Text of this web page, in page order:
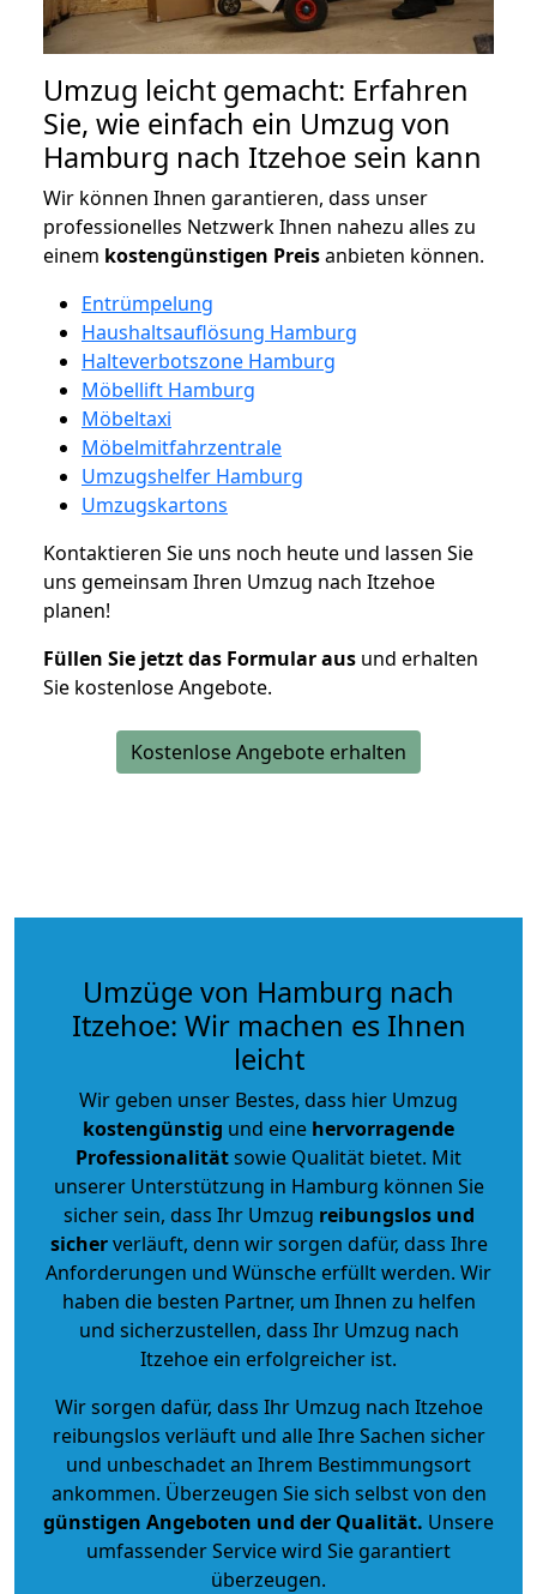
Umzug leicht gemacht: Erfahren
Sie, wie einfach ein Umzug von
Hamburg nach Itzehoe sein kann
Wir können Ihnen garantieren, dass unser
professionelles Netzwerk Ihnen nahezu alles zu
einem kostengünstigen Preisanbieten können.
Entrümpelung
Haushaltsauflösung Hamburg
Halteverbotszone Hamburg
Möbellift Hamburg
Möbeltaxi
Möbelmitfahrzentrale
Umzugshelfer Hamburg
Umzugskartons
Kontaktieren Sie uns noch heute und lassen Sie
uns gemeinsam Ihren Umzug nach Itzehoe
planen!
Füllen Sie jetzt das Formular aus und erhalten
Sie kostenlose Angebote.
Kostenlose Angebote erhalten
Umzüge von Hamburg nach
Itzehoe: Wir machen es Ihnen
leicht
Wir geben unser Bestes, dass hier Umzug
kostengünstig und eine hervorragende
Professionalitätsowie Qualität bietet. Mit
unserer Unterstützung in Hamburg können Sie
sicher sein, dass Ihr Umzug reibungslos und
sicherverläuft, denn wir sorgen dafür, dass Ihre
Anforderungen und Wünsche erfüllt werden. Wir
haben die besten Partner, um Ihnen zu helfen
und sicherzustellen, dass Ihr Umzug nach
Itzehoe ein erfolgreicher ist.
Wir sorgen dafür, dass Ihr Umzug nach Itzehoe
reibungslos verläuft und alle Ihre Sachen sicher
und unbeschadet an Ihrem Bestimmungsort
ankommen. Überzeugen Sie sich selbst von den
günstigen Angeboten und der Qualität. Unsere
umfassender Service wird Sie garantiert
überzeugen.